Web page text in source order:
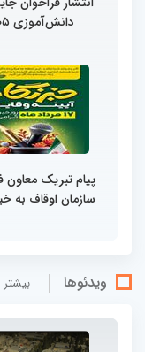
دانش‌آموزی ۱۴۰۵
پیام تبریک معاون
سازمان اوقاف به
ویدئوها بيشتر